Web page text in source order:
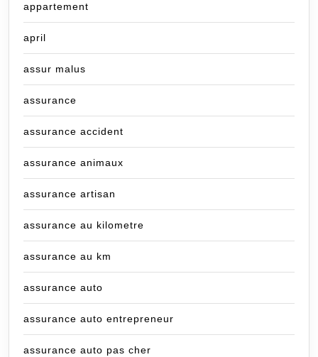
appartement
april
assur malus
assurance
assurance accident
assurance animaux
assurance artisan
assurance au kilometre
assurance au km
assurance auto
assurance auto entrepreneur
assurance auto pas cher